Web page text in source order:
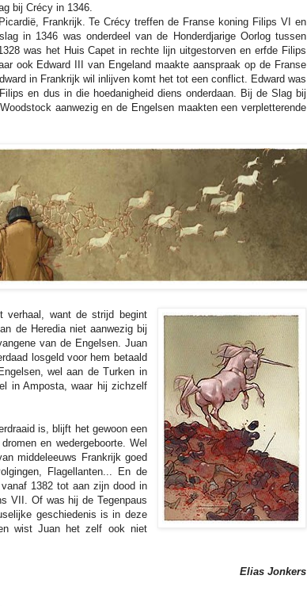
bij Crécy in 1346.
Frankrijk. Te Crécy treffen de Franse koning Filips VI en
in 1346 was onderdeel van de Honderdjarige Oorlog tussen
was het Huis Capet in rechte lijn uitgestorven en erfde Filips
ook Edward III van Engeland maakte aanspraak op de Franse
in Frankrijk wil inlijven komt het tot een conflict. Edward was
en dus in die hoedanigheid diens onderdaan. Bij de Slag bij
aanwezig en de Engelsen maakten een verpletterende
verhaal, want de strijd begint
de Heredia niet aanwezig bij
van de Engelsen. Juan
losgeld voor hem betaald
wel aan de Turken in
in Amposta, waar hij zichzelf
is, blijft het gewoon een
en wedergeboorte. Wel
middeleeuws Frankrijk goed
Flagellanten... En de
1382 tot aan zijn dood in
VII. Of was hij de Tegenpaus
geschiedenis is in deze
wist Juan het zelf ook niet
Elias Jonkers